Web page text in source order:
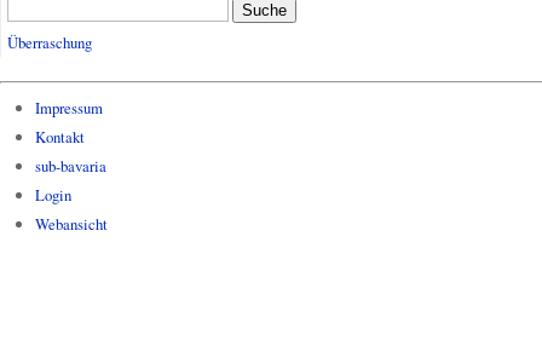
Suche
Überraschung
Impressum
Kontakt
sub-bavaria
Login
Webansicht